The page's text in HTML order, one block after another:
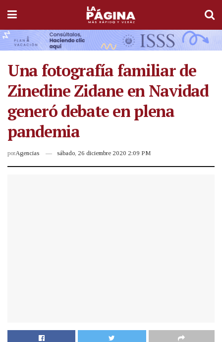
Una fotografía familiar de
Zinedine Zidane en Navidad
generó debate en plena
pandemia
porAgencias sábado, 26 diciembre 2020 2:09 PM